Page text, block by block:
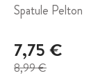
Spatule Pelton
7,75 €
8,99 €